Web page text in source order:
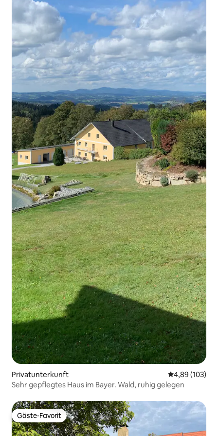
Privatunterkunft
4,89 (103)
Sehr gepflegtes Haus im Bayer. Wald, ruhig gelegen
Gäste-Favorit
Gäste-Favorit